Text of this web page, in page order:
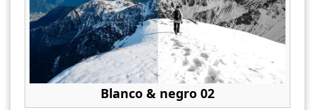
Blanco & negro 02